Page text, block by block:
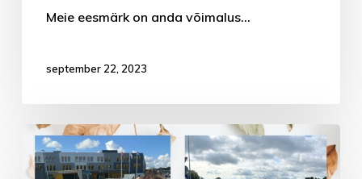
Meie eesmärk on anda võimalus…
september 22, 2023
Soovime
muretut